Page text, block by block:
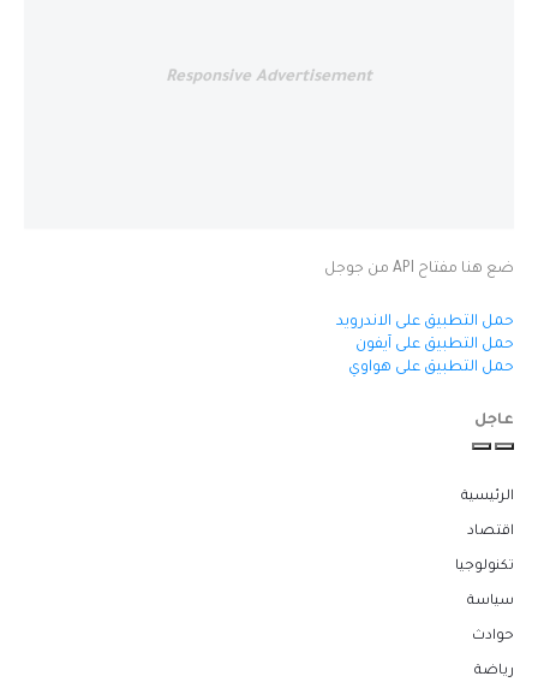
Responsive Advertisement
ضع هنا مفتاح API من جوجل
حمل التطبيق على الاندرويد
حمل التطبيق على آيفون
حمل التطبيق على هواوي
عاجل
الرئيسية
اقتصاد
تكنولوجيا
سياسة
حوادث
رياضة